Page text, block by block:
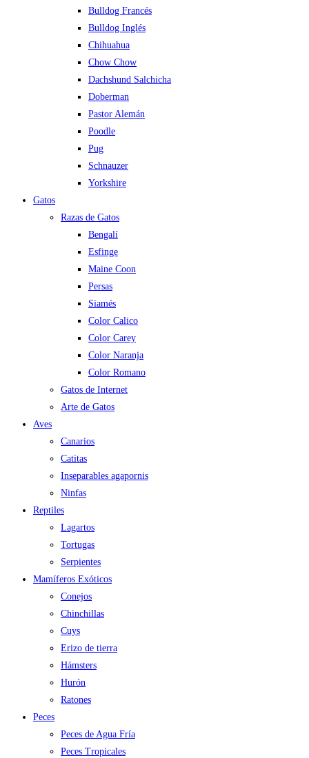
Bulldog Francés
Bulldog Inglés
Chihuahua
Chow Chow
Dachshund Salchicha
Doberman
Pastor Alemán
Poodle
Pug
Schnauzer
Yorkshire
Gatos
Razas de Gatos
Bengalí
Esfinge
Maine Coon
Persas
Siamés
Color Calico
Color Carey
Color Naranja
Color Romano
Gatos de Internet
Arte de Gatos
Aves
Canarios
Catitas
Inseparables agapornis
Ninfas
Reptiles
Lagartos
Tortugas
Serpientes
Mamíferos Exóticos
Conejos
Chinchillas
Cuys
Erizo de tierra
Hámsters
Hurón
Ratones
Peces
Peces de Agua Fría
Peces Tropicales